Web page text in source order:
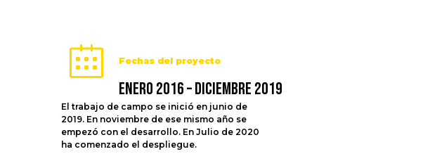
Fechas del proyecto
Enero 2016 – Diciembre 2019
El trabajo de campo se inició en junio de
2019. En noviembre de ese mismo año se
empezó con el desarrollo. En Julio de 2020
ha comenzado el despliegue.